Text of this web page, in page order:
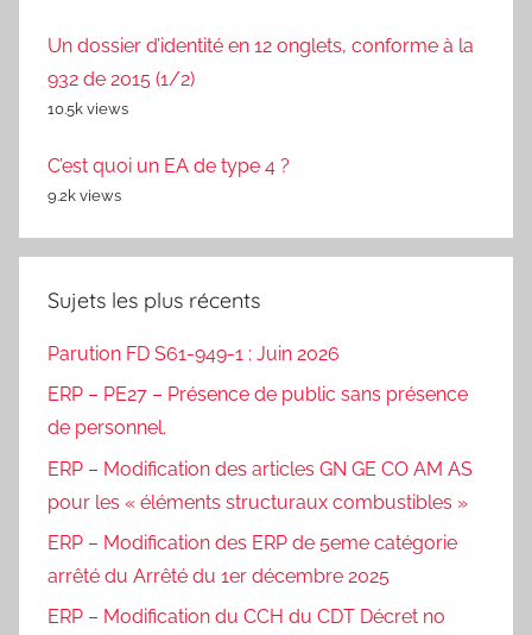
Un dossier d’identité en 12 onglets, conforme à la
932 de 2015 (1/2)
10.5k views
C’est quoi un EA de type 4 ?
9.2k views
Sujets les plus récents
Parution FD S61-949-1 : Juin 2026
ERP – PE27 – Présence de public sans présence
de personnel.
ERP – Modification des articles GN GE CO AM AS
pour les « éléments structuraux combustibles »
ERP – Modification des ERP de 5eme catégorie
arrêté du Arrêté du 1er décembre 2025
ERP – Modification du CCH du CDT Décret no